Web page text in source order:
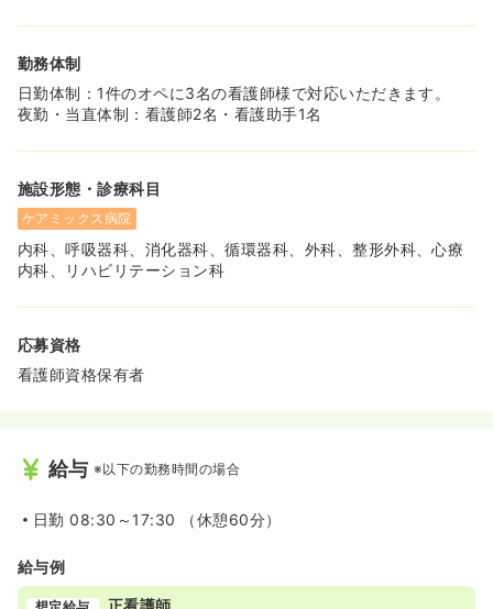
勤務体制
日勤体制：1件のオペに3名の看護師様で対応いただきます。
夜勤・当直体制：看護師2名・看護助手1名
施設形態・診療科目
ケアミックス病院
内科、呼吸器科、消化器科、循環器科、外科、整形外科、心療
内科、リハビリテーション科
応募資格
看護師資格保有者
給与 ※以下の勤務時間の場合
日勤 08:30～17:30 （休憩60分）
給与例